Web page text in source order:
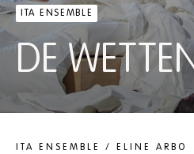
ITA ENSEMBLE
DE
ITA ENSEMBLE / ELINE ARBO